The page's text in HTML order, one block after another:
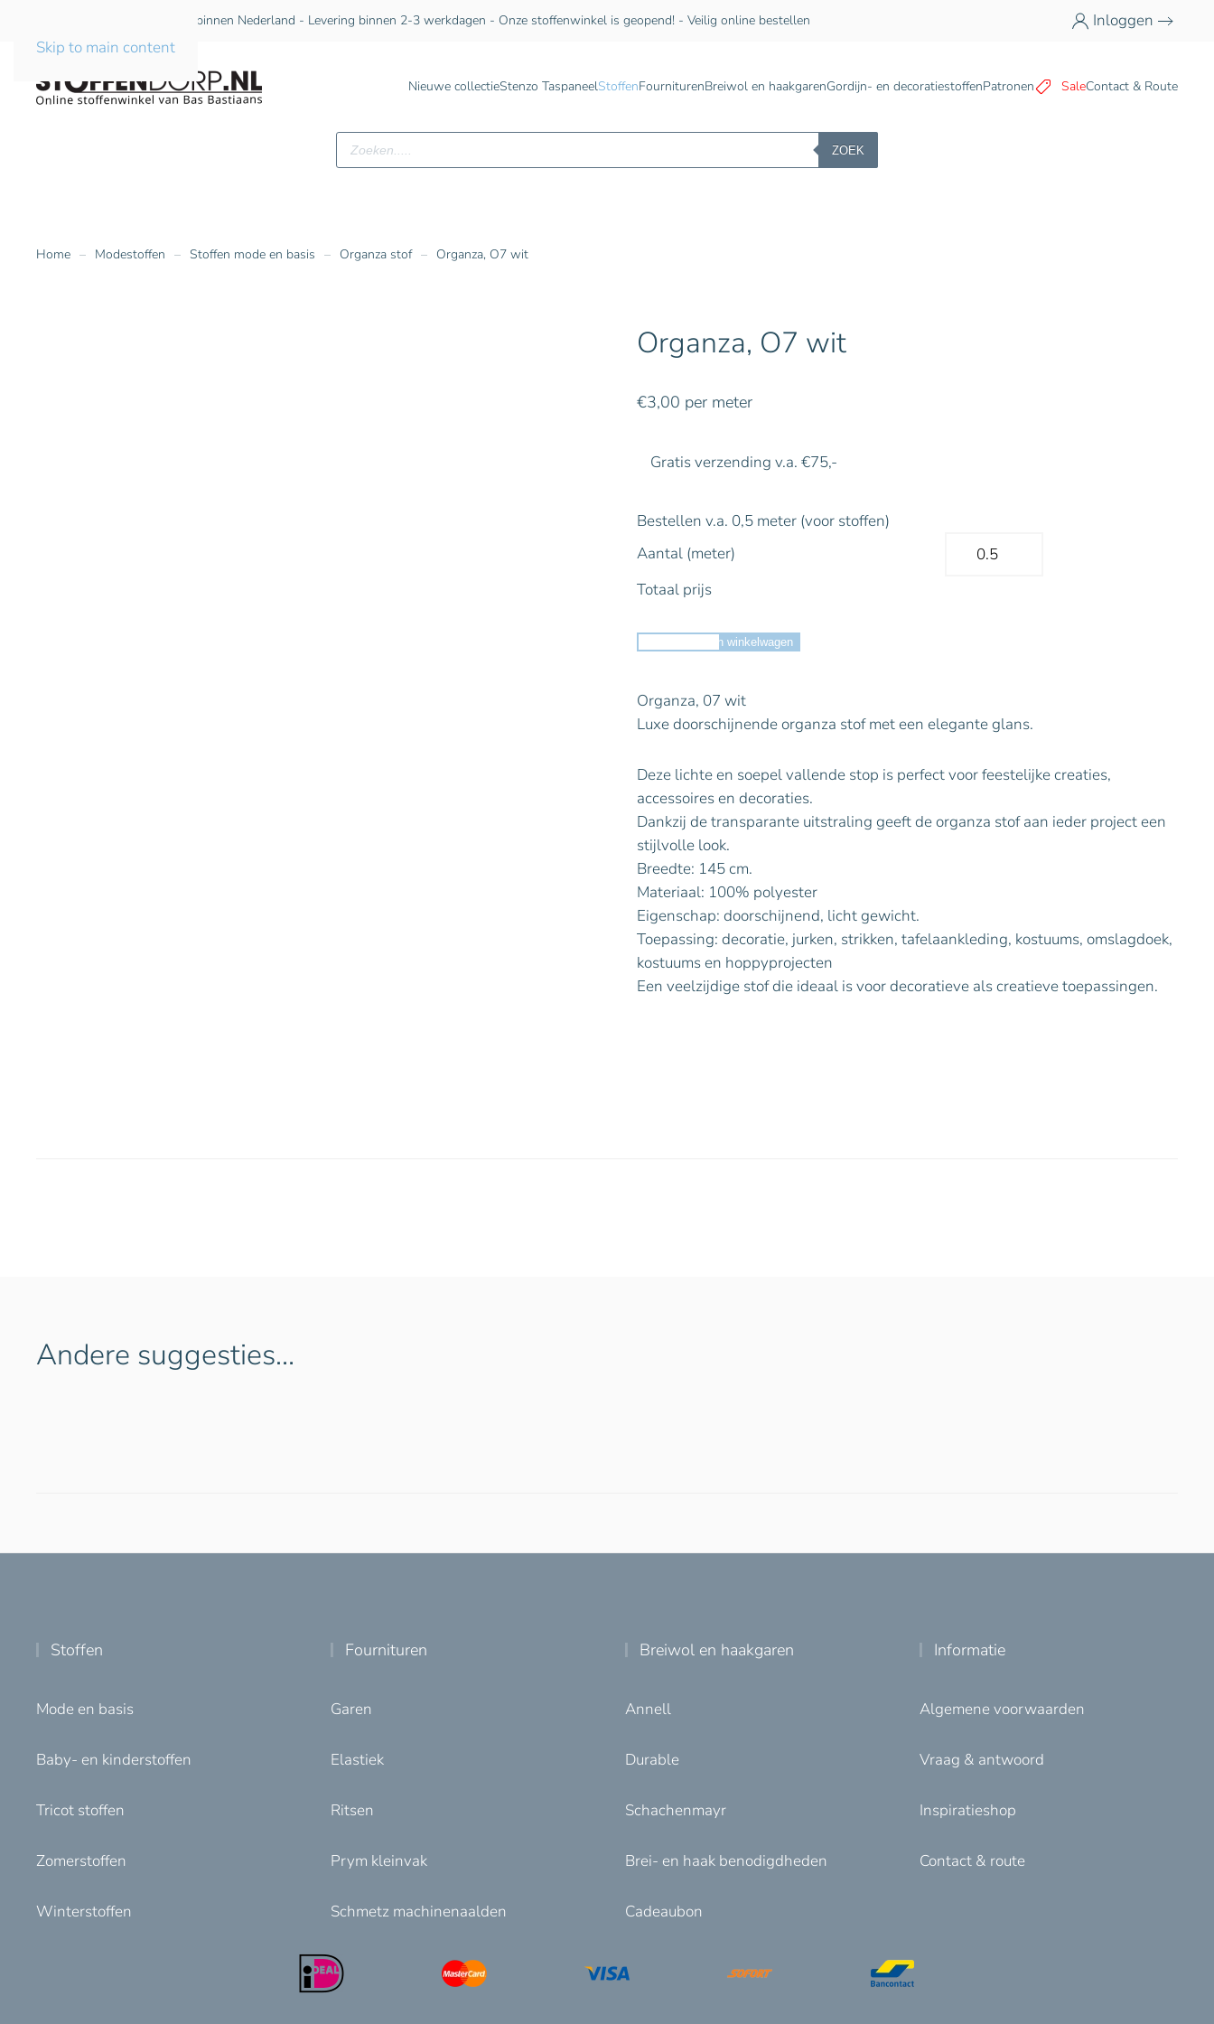
Skip to main content
Gratis verzending vanaf €75 binnen Nederland - Levering binnen 2-3 werkdagen - Onze stoffenwinkel is geopend! - Veilig online bestellen Inloggen
Nieuwe collectieStenzo TaspaneelStoffenFourniturenBreiwol en haakgarenGordijn- en decoratiestoffenPatronen SaleContact & Route
Producten
zoeken
ZOEK
Home Modestoffen Stoffen mode en basis Organza stof Organza, O7 wit
Organza, O7 wit
€3,00 per meter
Gratis verzending v.a. €75,-
Bestellen v.a. 0,5 meter (voor stoffen)
Aantal (meter)
Totaal prijs
Toevoegen aan winkelwagen
Organza, 07 wit
Luxe doorschijnende organza stof met een elegante glans.
Deze lichte en soepel vallende stop is perfect voor feestelijke creaties,
accessoires en decoraties.
Dankzij de transparante uitstraling geeft de organza stof aan ieder project een
stijlvolle look.
Breedte: 145 cm.
Materiaal: 100% polyester
Eigenschap: doorschijnend, licht gewicht.
Toepassing: decoratie, jurken, strikken, tafelaankleding, kostuums, omslagdoek,
kostuums en hoppyprojecten
Een veelzijdige stof die ideaal is voor decoratieve als creatieve toepassingen.
Andere suggesties…
Stoffen
Mode en basis
Baby- en kinderstoffen
Tricot stoffen
Zomerstoffen
Winterstoffen
Fournituren
Garen
Elastiek
Ritsen
Prym kleinvak
Schmetz machinenaalden
Breiwol en haakgaren
Annell
Durable
Schachenmayr
Brei- en haak benodigdheden
Cadeaubon
Informatie
Algemene voorwaarden
Vraag & antwoord
Inspiratieshop
Contact & route